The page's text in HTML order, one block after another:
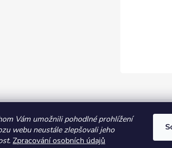
Vám umožnili pohodlné prohlížení
webu neustále zlepšovali jeho
Zpracování osobních údajů
Průvodce nákupem Kontakt Vše o nákupu